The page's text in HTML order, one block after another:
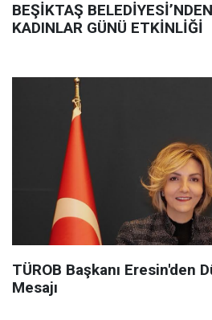
BEŞİKTAŞ
KADINLAR GÜNÜ ETKİNLİĞİ
TÜROB Başkanı Eresin'den
Mesajı